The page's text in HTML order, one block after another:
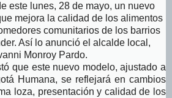
este lunes, 28 de mayo, un nuevo
mejora la calidad de los alimentos
comunitarios de los barrios
Así lo anunció el alcalde local,
Monroy Pardo.
que este nuevo modelo, ajustado a
Humana, se reflejará en cambios
loza, presentación y calidad de los